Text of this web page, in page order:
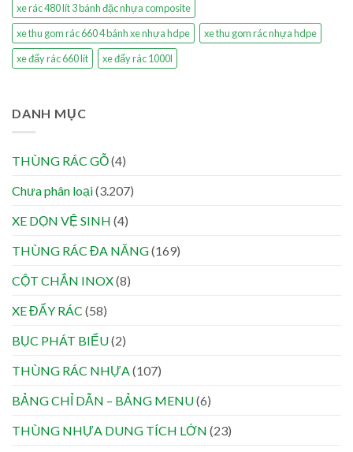
xe rác 480 lít 3 bánh đặc nhựa composite
xe thu gom rác 660 4 bánh xe nhựa hdpe
xe thu gom rác nhựa hdpe
xe đẩy rác 660 lít
xe đẩy rác 1000l
DANH MỤC
THÙNG RÁC GỖ(4)
Chưa phân loại(3.207)
XE DỌN VỆ SINH (4)
THÙNG RÁC ĐA NĂNG(169)
CỘT CHẮN INOX(8)
XE ĐẨY RÁC (58)
BỤC PHÁT BIỂU(2)
THÙNG RÁC NHỰA(107)
BẢNG CHỈ DẪN – BẢNG MENU(6)
THÙNG NHỰA DUNG TÍCH LỚN (23)